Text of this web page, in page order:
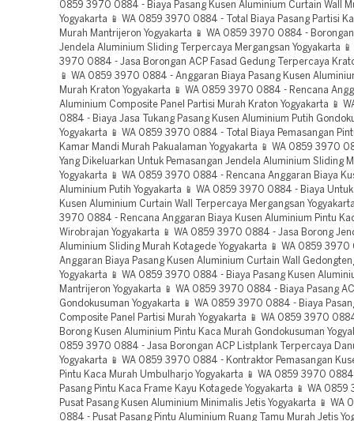
0859 3970 0884 - Biaya Pasang Kusen Aluminium Curtain Wall
Yogyakarta 📱 WA 0859 3970 0884 - Total Biaya Pasang Partisi
Murah Mantrijeron Yogyakarta 📱 WA 0859 3970 0884 -
Jendela Aluminium Sliding Terpercaya Mergangsan Yogyakarta
3970 0884 - Jasa Borongan ACP Fasad Gedung Terpercaya
📱 WA 0859 3970 0884 - Anggaran Biaya Pasang Kusen
Murah Kraton Yogyakarta 📱 WA 0859 3970 0884 - Rencana
Aluminium Composite Panel Partisi Murah Kraton Yogyakarta 📱
0884 - Biaya Jasa Tukang Pasang Kusen Aluminium Putih
Yogyakarta 📱 WA 0859 3970 0884 - Total Biaya Pemasangan
Kamar Mandi Murah Pakualaman Yogyakarta 📱 WA 0859 3970
Yang Dikeluarkan Untuk Pemasangan Jendela Aluminium Sliding
Yogyakarta 📱 WA 0859 3970 0884 - Rencana Anggaran Biaya
Aluminium Putih Yogyakarta 📱 WA 0859 3970 0884 - Biaya Untuk
Kusen Aluminium Curtain Wall Terpercaya Mergangsan
3970 0884 - Rencana Anggaran Biaya Kusen Aluminium Pintu
Wirobrajan Yogyakarta 📱 WA 0859 3970 0884 - Jasa Borong
Aluminium Sliding Murah Kotagede Yogyakarta 📱 WA 0859 3970
Anggaran Biaya Pasang Kusen Aluminium Curtain Wall
Yogyakarta 📱 WA 0859 3970 0884 - Biaya Pasang Kusen
Mantrijeron Yogyakarta 📱 WA 0859 3970 0884 - Biaya Pasang
Gondokusuman Yogyakarta 📱 WA 0859 3970 0884 - Biaya
Composite Panel Partisi Murah Yogyakarta 📱 WA 0859 3970
Borong Kusen Aluminium Pintu Kaca Murah Gondokusuman
0859 3970 0884 - Jasa Borongan ACP Listplank Terpercaya
Yogyakarta 📱 WA 0859 3970 0884 - Kontraktor Pemasangan
Pintu Kaca Murah Umbulharjo Yogyakarta 📱 WA 0859 3970
Pasang Pintu Kaca Frame Kayu Kotagede Yogyakarta 📱 WA
Pusat Pasang Kusen Aluminium Minimalis Jetis Yogyakarta 📱 WA
0884 - Pusat Pasang Pintu Aluminium Ruang Tamu Murah Jetis